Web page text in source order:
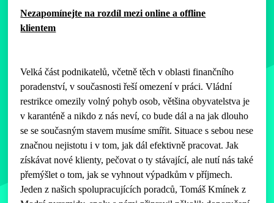
‍Nezapomínejte na rozdíl mezi online a offline
klientem
Velká část podnikatelů, včetně těch v oblasti finančního
poradenství, v současnosti řeší omezení v práci. Vládní
restrikce omezily volný pohyb osob, většina obyvatelstva je
v karanténě a nikdo z nás neví, co bude dál a na jak dlouho
se se současným stavem musíme smířit. Situace s sebou nese
značnou nejistotu i v tom, jak dál efektivně pracovat. Jak
získávat nové klienty, pečovat o ty stávající, ale nutí nás také
přemýšlet o tom, jak se vyhnout výpadkům v příjmech.
Jeden z našich spolupracujících poradců, Tomáš Kmínek z